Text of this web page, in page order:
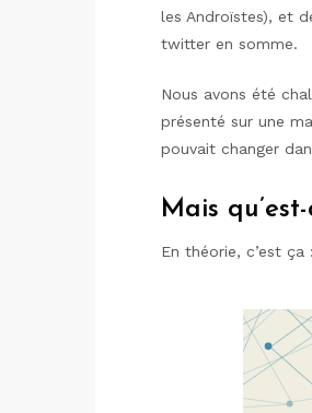
les Androïstes), et
twitter en somme.
Nous avons été
présenté sur une
pouvait changer
Mais
En théorie, c’est ça :